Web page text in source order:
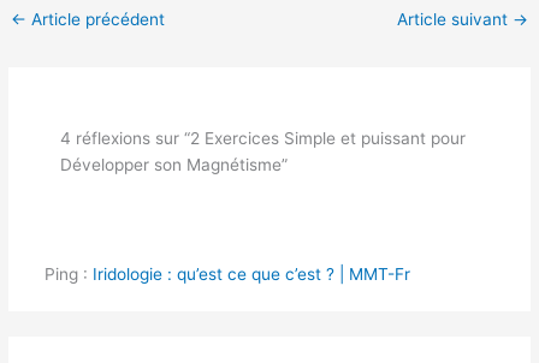
← Article précédent Article suivant →
4 réflexions sur “2 Exercices Simple et puissant pour
Développer son Magnétisme”
Ping : Iridologie : qu’est ce que c’est ? | MMT-Fr